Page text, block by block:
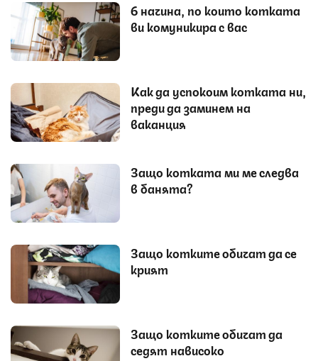
6 начина, по които котката
ви комуникира с вас
Как да успокоим котката ни,
преди да заминем на
ваканция
Защо котката ми ме следва
в банята?
Защо котките обичат да се
крият
Защо котките обичат да
седят нависоко